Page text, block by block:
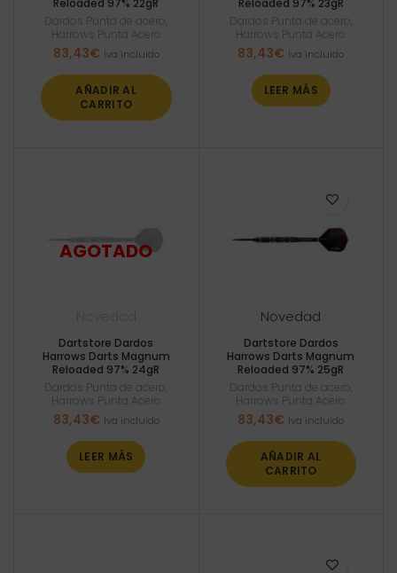
Reloaded 97% 22gR
Dardos Punta de acero
Harrows Punta Acero
83,43€ Iva incluido
AÑADIR AL
CARRITO
Reloaded 97% 23gR
Dardos Punta de acero
Harrows Punta Acero
83,43€ Iva incluido
LEER MÁS
Dartstore Dardos
Harrows Darts Magnum
Reloaded 97% 24gR
Dardos Punta de acero
Harrows Punta Acero
83,43€ Iva incluido
LEER MÁS
Novedad
Dartstore Dardos
Harrows Darts Magnum
Reloaded 97% 25gR
Dardos Punta de acero
Harrows Punta Acero
83,43€ Iva incluido
AÑADIR AL
CARRITO